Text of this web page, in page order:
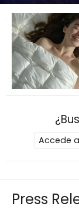
Accede
Press